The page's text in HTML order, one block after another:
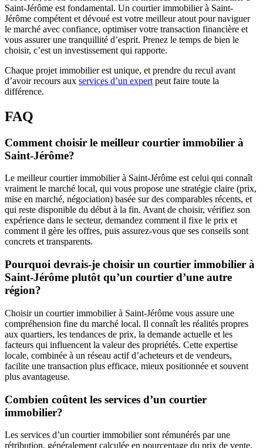
Saint-Jérôme est fondamental. Un courtier immobilier à Saint-
Jérôme compétent et dévoué est votre meilleur atout pour naviguer
le marché avec confiance, optimiser votre transaction financière et
vous assurer une tranquillité d’esprit. Prenez le temps de bien le
choisir, c’est un investissement qui rapporte.
Chaque projet immobilier est unique, et prendre du recul avant
d’avoir recours aux services d’un expert peut faire toute la
différence.
FAQ
Comment choisir le meilleur courtier immobilier à
Saint-Jérôme?
Le meilleur courtier immobilier à Saint-Jérôme est celui qui connaît
vraiment le marché local, qui vous propose une stratégie claire (prix,
mise en marché, négociation) basée sur des comparables récents, et
qui reste disponible du début à la fin. Avant de choisir, vérifiez son
expérience dans le secteur, demandez comment il fixe le prix et
comment il gère les offres, puis assurez-vous que ses conseils sont
concrets et transparents.
Pourquoi devrais-je choisir un courtier immobilier à
Saint-Jérôme plutôt qu’un courtier d’une autre
région?
Choisir un courtier immobilier à Saint-Jérôme vous assure une
compréhension fine du marché local. Il connaît les réalités propres
aux quartiers, les tendances de prix, la demande actuelle et les
facteurs qui influencent la valeur des propriétés. Cette expertise
locale, combinée à un réseau actif d’acheteurs et de vendeurs,
facilite une transaction plus efficace, mieux positionnée et souvent
plus avantageuse.
Combien coûtent les services d’un courtier
immobilier?
Les services d’un courtier immobilier sont rémunérés par une
rétribution, généralement calculée en pourcentage du prix de vente.